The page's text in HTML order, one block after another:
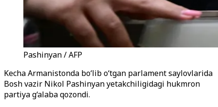
Pashinyan / AFP
Kecha Armanistonda bo‘lib o‘tgan parlament saylovlarida
Bosh vazir Nikol Pashinyan yetakchiligidagi hukmron
partiya g‘alaba qozondi.